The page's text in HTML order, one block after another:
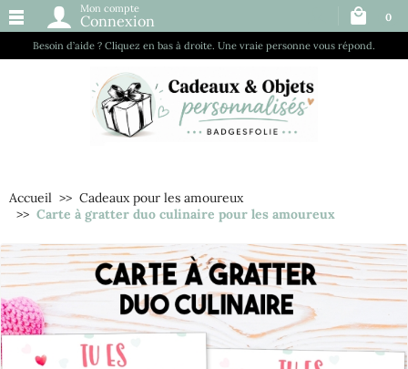
Besoin d’aide ? Cliquez en bas à droite. Une vraie personne vous répond.
Mon compte
Connexion 0
Accueil
Cadeaux pour les amoureux
Carte à gratter duo culinaire pour les amoureux